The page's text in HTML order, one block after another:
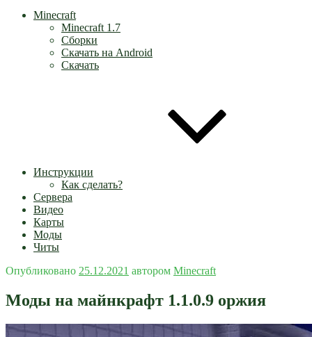
Minecraft
Minecraft 1.7
Сборки
Скачать на Android
Скачать
Инструкции
Как сделать?
Сервера
Видео
Карты
Моды
Читы
Опубликовано 25.12.2021 автором Minecraft
Моды на майнкрафт 1.1.0.9 оржия